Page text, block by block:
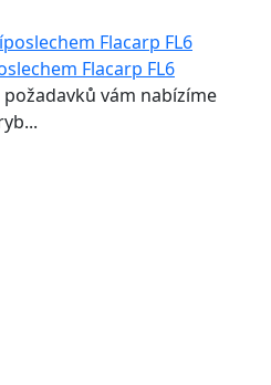
Flacarp FL6
vám nabízíme